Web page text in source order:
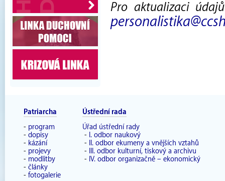
Pro aktualizaci
Patriarcha
- program
- dopisy
- kázání
- projevy
- modlitby
- články
- fotogalerie
Ústřední rada
Úřad ústřední rady
- I. odbor naukový
-
II. odbor ekumeny a vnějších vztahů
-
III. odbor kulturní, tiskový a archivu
- IV. odbor organizačně – ekonomický